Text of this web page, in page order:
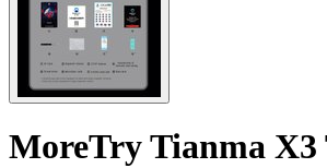
MoreTry Tianma